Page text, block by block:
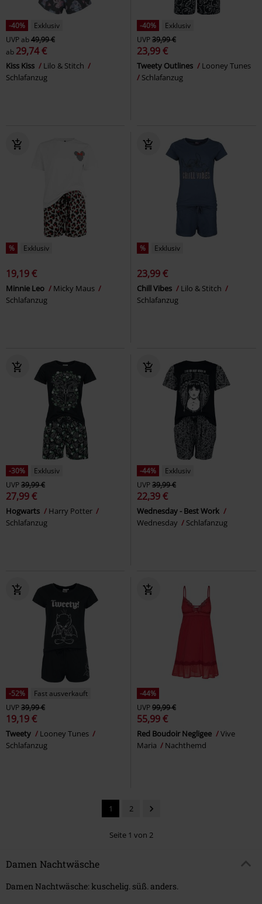
-40%
Exklusiv
UVPab49,99 €
ab 29,74 €
Kiss Kiss
Lilo & Stitch
Schlafanzug
-40%
Exklusiv
UVP39,99 €
23,99 €
Tweety Outlines
Looney Tunes
Schlafanzug
% Exklusiv
19,19 €
Minnie Leo
Micky Maus
Schlafanzug
% Exklusiv
23,99 €
Chill Vibes
Lilo & Stitch
Schlafanzug
-30%
Exklusiv
UVP39,99 €
27,99 €
Hogwarts
Harry Potter
Schlafanzug
-44%
Exklusiv
UVP39,99 €
22,39 €
Wednesday - Best Work
Wednesday
Schlafanzug
-52%
Fast ausverkauft
UVP39,99 €
19,19 €
Tweety
Looney Tunes
Schlafanzug
-44%
UVP99,99 €
55,99 €
Red Boudoir Negligee
Vive
Maria
Nachthemd
1 2
Seite 1 von 2
Damen Nachtwäsche
Damen Nachtwäsche: kuschelig. süß. anders.